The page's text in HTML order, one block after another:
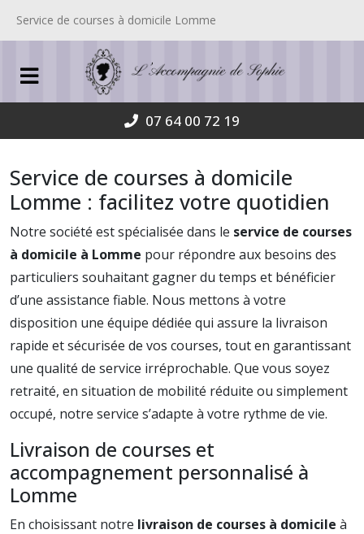
Service de courses à domicile Lomme
07 64 00 72 19
Service de courses à domicile
Lomme : facilitez votre quotidien
Notre société est spécialisée dans le service de courses
à domicile à Lomme pour répondre aux besoins des
particuliers souhaitant gagner du temps et bénéficier
d’une assistance fiable. Nous mettons à votre
disposition une équipe dédiée qui assure la livraison
rapide et sécurisée de vos courses, tout en garantissant
une qualité de service irréprochable. Que vous soyez
retraité, en situation de mobilité réduite ou simplement
occupé, notre service s’adapte à votre rythme de vie.
Livraison de courses et
accompagnement personnalisé à
Lomme
En choisissant notre livraison de courses à domicile à